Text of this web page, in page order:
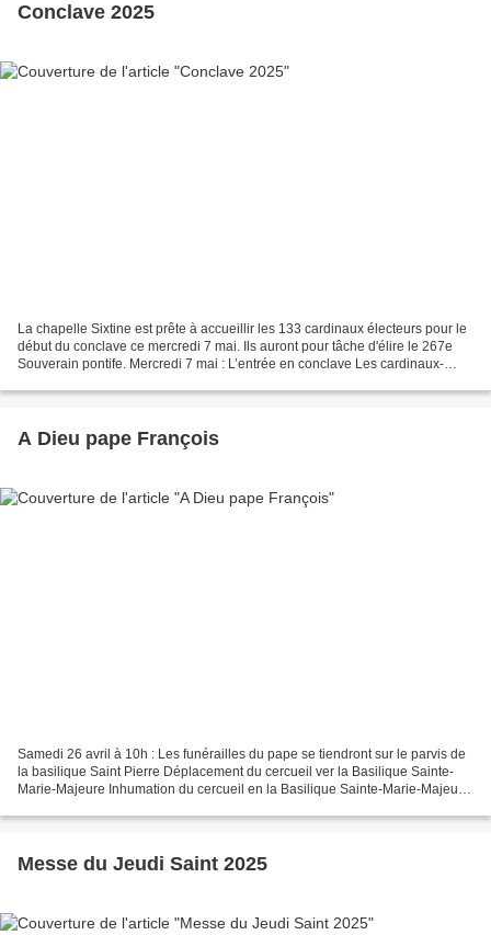
Conclave 2025
La chapelle Sixtine est prête à accueillir les 133 cardinaux électeurs pour le
début du conclave ce mercredi 7 mai. Ils auront pour tâche d'élire le 267e
Souverain pontife. Mercredi 7 mai : L’entrée en conclave Les cardinaux-
A Dieu pape François
Samedi 26 avril à 10h : Les funérailles du pape se tiendront sur le parvis de
la basilique Saint Pierre Déplacement du cercueil ver la Basilique Sainte-
Marie-Majeure Inhumation du cercueil en la Basilique Sainte-Marie-Majeure
Messe du Jeudi Saint 2025